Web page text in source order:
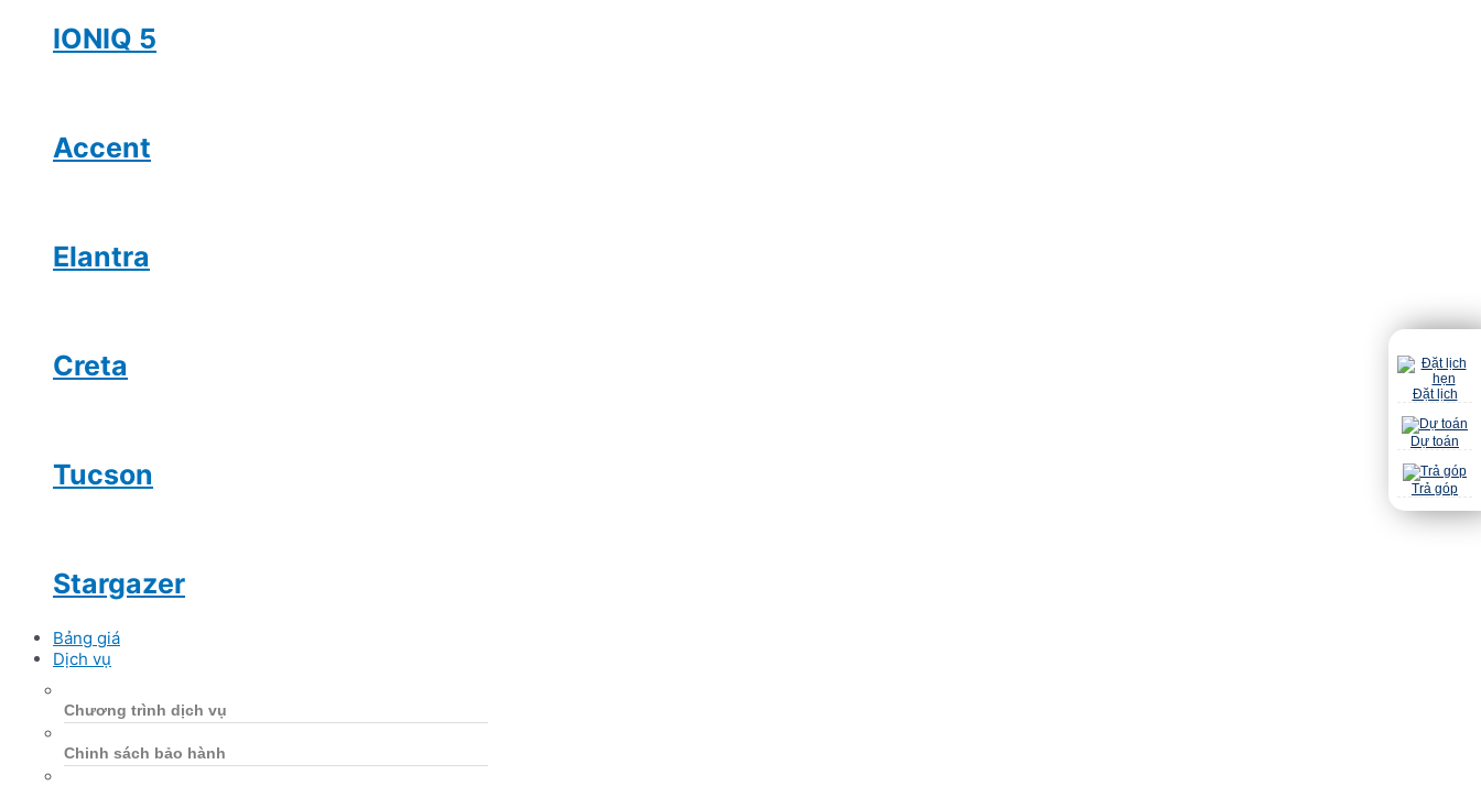
IONIQ 5
Accent
Elantra
Creta
Tucson
Stargazer
Bảng giá
Dịch vụ
Chương trình dịch vụ
Chinh sách bảo hành
Đặt lịch
Dự toán
Trả góp